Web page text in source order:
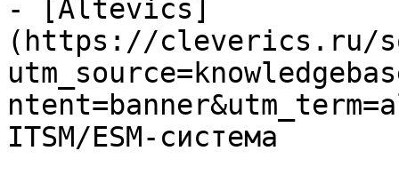
- [Altevics]
(https://cleverics.ru/
ITSM/ESM-система